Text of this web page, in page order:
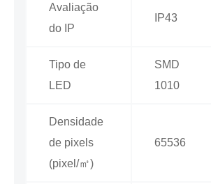
Avaliação
do IP
IP43
Tipo de
LED
SMD
1010
Densidade
de pixels
(pixel/㎡)
65536